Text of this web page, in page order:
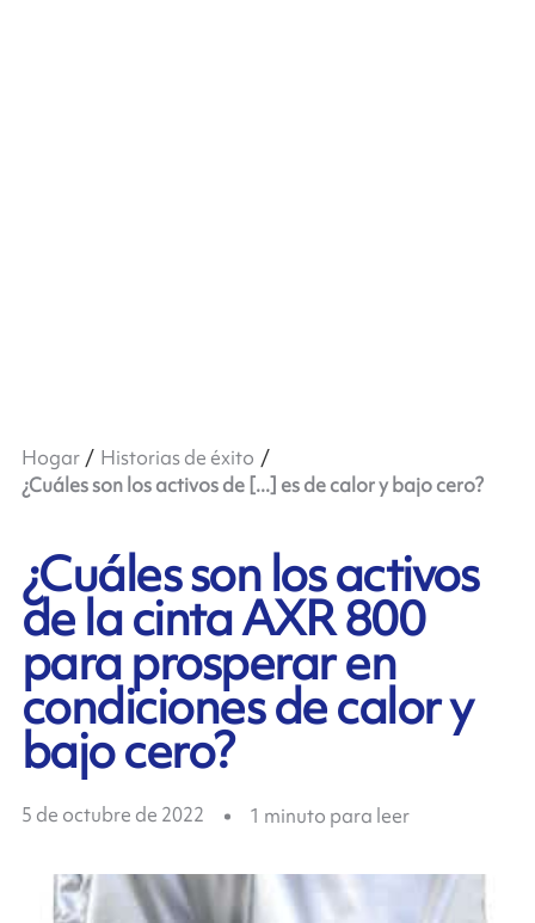
Hogar
Historias de éxito
¿Cuáles son los activos de [...] es de calor y bajo cero?
¿Cuáles son los activos
de la cinta AXR 800
para prosperar en
condiciones de calor y
bajo cero?
5 de octubre de 2022 1 minuto para leer